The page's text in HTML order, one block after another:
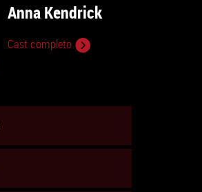
Anna Kendrick
Cast completo